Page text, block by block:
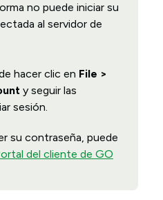
no puede iniciar su
al servidor de
hacer clic en File >
y seguir las
sesión.
su contraseña, puede
del cliente de GO